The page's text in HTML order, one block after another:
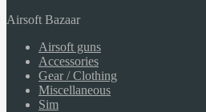
Airsoft Bazaar
Airsoft guns
Accessories
Gear / Clothing
Miscellaneous
Sim